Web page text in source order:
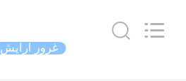
Furniture
غرور آرایش